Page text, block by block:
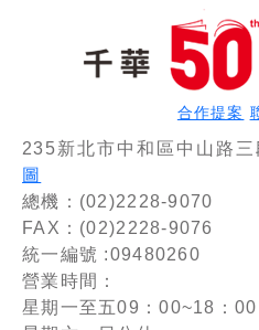
與解題能
關鍵
一網打
盡，
師詳
必能
勢！
合作提案
235新北市中和區中山路
圖
總機：(02)2228-9070
FAX：(02)2228-9076
統一編號 :09480260
營業時間：
星期一至五09：00~18：00